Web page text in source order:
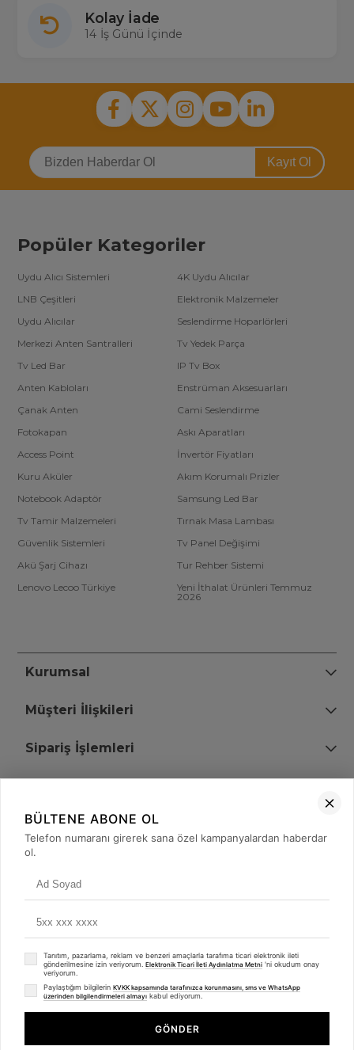
Kolay İade
14 İş Günü İçinde
Kayıt Ol
Popüler Kategoriler
Uydu Alıcı Sistemleri
4K Uydu Alıcılar
LNB Çeşitleri
Elektronik Malzemeler
Uydu Alıcılar
Seslendirme Hoparlörleri
Merkezi Anten Santralleri
Tv Yedek Parça
Tv Led Bar
IP Tv Box
Anten Kabloları
Enstrüman Aksesuarları
Çanak Anten
Cami Seslendirme
Fotokapan
Askı Aparatları
Access Point
İnvertör Fiyatları
Kuru Aküler
Akım Korumalı Prizler
Notebook Adaptör
Samsung Led Bar
Tv Tamir Malzemeleri
Tırnak Masa Lambası
Güvenlik Sistemleri
Tv Panel Değişimi
Akü Şarj Cihazı
Tur Rehber Sistemi
Lenovo Lecoo Türkiye
Yeni İthalat Ürünleri Temmuz
2026
Kurumsal
Müşteri İlişkileri
Sipariş İşlemleri
+90 (850) 473 08 08
© 2008 - 2026merterelektronik.com
- Tüm Hakları Saklıdır. Kredi kartı bilgileriniz 256bit SSL sertifikası ile
Whatsapp
BÜLTENE ABONE OL
Telefon numaranı girerek sana özel kampanyalardan haberdar
ol.
Tanıtım, pazarlama, reklam ve benzeri amaçlarla tarafıma ticari elektronik ileti
gönderilmesine izin veriyorum. Elektronik Ticari İleti Aydınlatma Metni 'ni okudum onay
veriyorum.
Paylaştığım bilgilerin KVKK kapsamında tarafınızca korunmasını, sms ve WhatsApp
üzerinden bilgilendirmeleri almayı kabul ediyorum.
GÖNDER